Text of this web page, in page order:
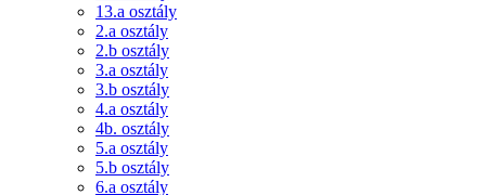
13.a osztály
2.a osztály
2.b osztály
3.a osztály
3.b osztály
4.a osztály
4b. osztály
5.a osztály
5.b osztály
6.a osztály